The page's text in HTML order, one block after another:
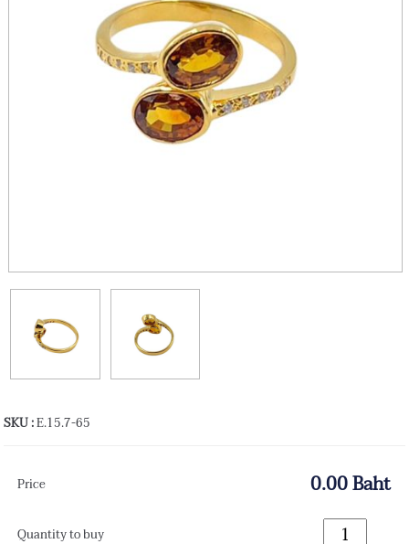
SKU :E.15.7-65
Price 0.00 Baht
Quantity to buy